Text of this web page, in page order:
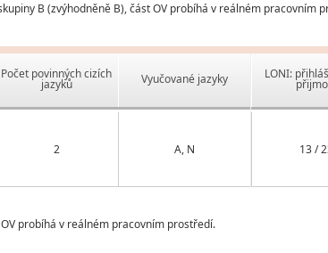
B (zvýhodněně B), část OV probíhá v reálném pracovním
Počet povinných cizích
jazyků Vyučované jazyky
2 A, N
LONI:
13 /
probíhá v reálném pracovním prostředí.